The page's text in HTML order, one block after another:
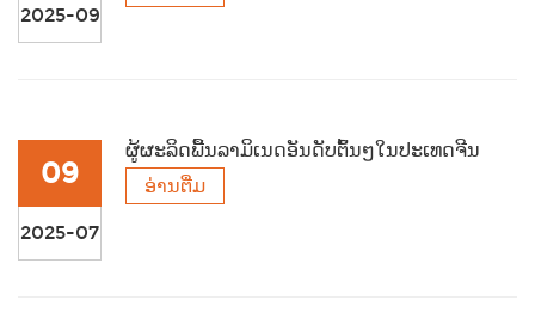
2025-09
09
2025-07
ຜູ້ຜະລິດພື້ນລາມິເນດອັນດັບຕົ້ນໆໃນປະເທດຈີນ
ອ່ານຕື່ມ